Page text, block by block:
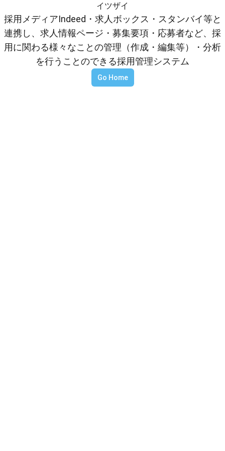
イツザイ
採用メディアIndeed・求人ボックス・スタンバイ等と
連携し、求人情報ページ・募集要項・応募者など、採
用に関わる様々なことの管理（作成・編集等）・分析
を行うことのできる採用管理システム
Go Home